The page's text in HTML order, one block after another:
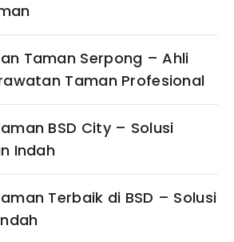
Taman Serpong – Ahli
Taman Profesional
BSD City – Solusi
Indah
Terbaik di BSD – Solusi